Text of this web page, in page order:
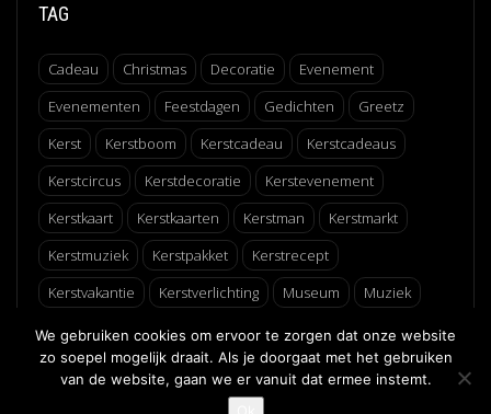
TAG
Cadeau Christmas Decoratie
Evenement
Evenementen
Feestdagen Gedichten
Greetz
Kerst
Kerstboom Kerstcadeau
Kerstcadeaus
Kerstcircus
Kerstdecoratie
Kerstevenement
Kerstkaart
Kerstkaarten Kerstman
Kerstmarkt
Kerstmuziek
Kerstpakket
Kerstrecept
Kerstvakantie
Kerstverlichting Museum
Muziek
Recept
Schaatsen Winter Winterfair
We gebruiken cookies om ervoor te zorgen dat onze website
zo soepel mogelijk draait. Als je doorgaat met het gebruiken
van de website, gaan we er vanuit dat ermee instemt.